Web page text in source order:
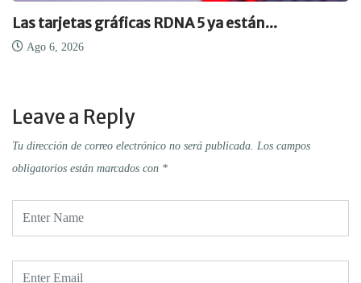
Las tarjetas gráficas RDNA 5 ya están...
Ago 6, 2026
Leave a Reply
Tu dirección de correo electrónico no será publicada. Los campos
obligatorios están marcados con *